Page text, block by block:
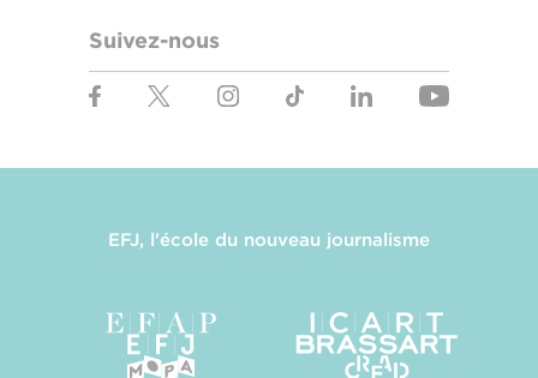
Suivez-nous
EFJ, l'école du nouveau journalisme